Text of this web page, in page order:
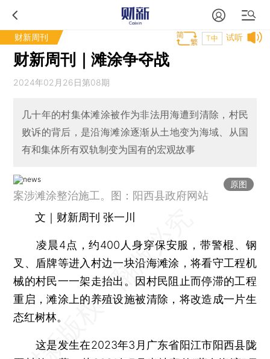
财新周刊 试听
T中
财新周刊｜滩涂争夺战
2024年02月26日第08期
几十年的村集体滩涂被作为非法用海遭到清除，村民
败诉的背后，是沿海滩涂逐渐从土地变为海域、从国
有和集体所有双轨制变为国有的宏观故事
原图
案涉滩涂整治施工。图：阳西县政府网站
文｜财新周刊 张一川
凌晨4点，约400人身穿保安服，带警棍、钢
叉、盾牌等进入村边一块沿海滩涂，将看守工程机
械的村民一一架走抬出。因村民阻止而停滞的工程
重启，滩涂上的养殖设施被清除，将改造成一片生
态红树林。
这是发生在2023年3月广东省阳江市阳西县陇